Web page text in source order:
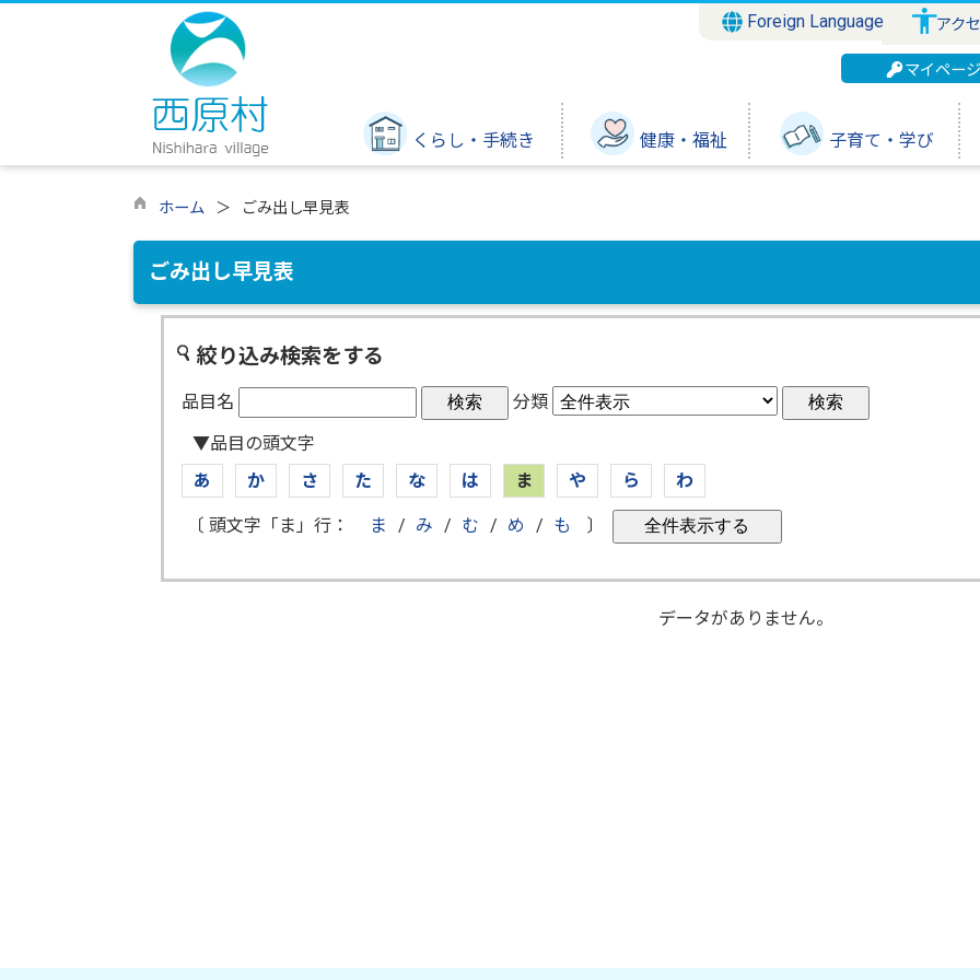
Foreign Language アク
マイページ
くらし・手続き 健康・福祉 子育て・学び
ホーム ごみ出し早見表
ごみ出し早見表
絞り込み検索をする
品目名
分類
▼品目の頭文字
あ
か さ た な は ま や ら わ
〔 頭文字「ま」行： ま / み / む / め / も 〕
データがありません。